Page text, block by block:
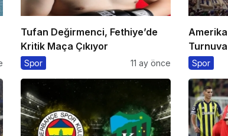
Tufan Değirmenci, Fethiye’de
Kritik Maça Çıkıyor
Spor 11 ay önce Spor